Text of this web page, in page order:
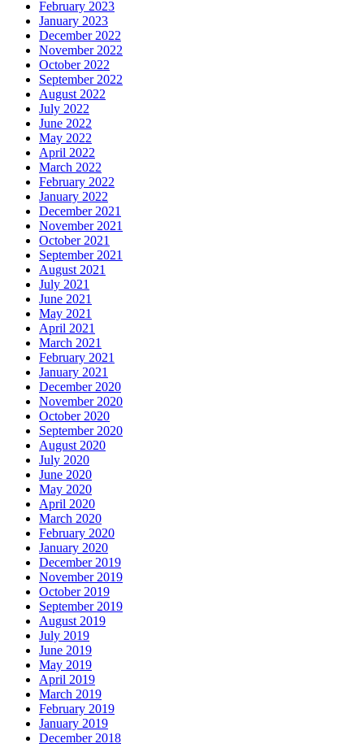
February 2023
January 2023
December 2022
November 2022
October 2022
September 2022
August 2022
July 2022
June 2022
May 2022
April 2022
March 2022
February 2022
January 2022
December 2021
November 2021
October 2021
September 2021
August 2021
July 2021
June 2021
May 2021
April 2021
March 2021
February 2021
January 2021
December 2020
November 2020
October 2020
September 2020
August 2020
July 2020
June 2020
May 2020
April 2020
March 2020
February 2020
January 2020
December 2019
November 2019
October 2019
September 2019
August 2019
July 2019
June 2019
May 2019
April 2019
March 2019
February 2019
January 2019
December 2018